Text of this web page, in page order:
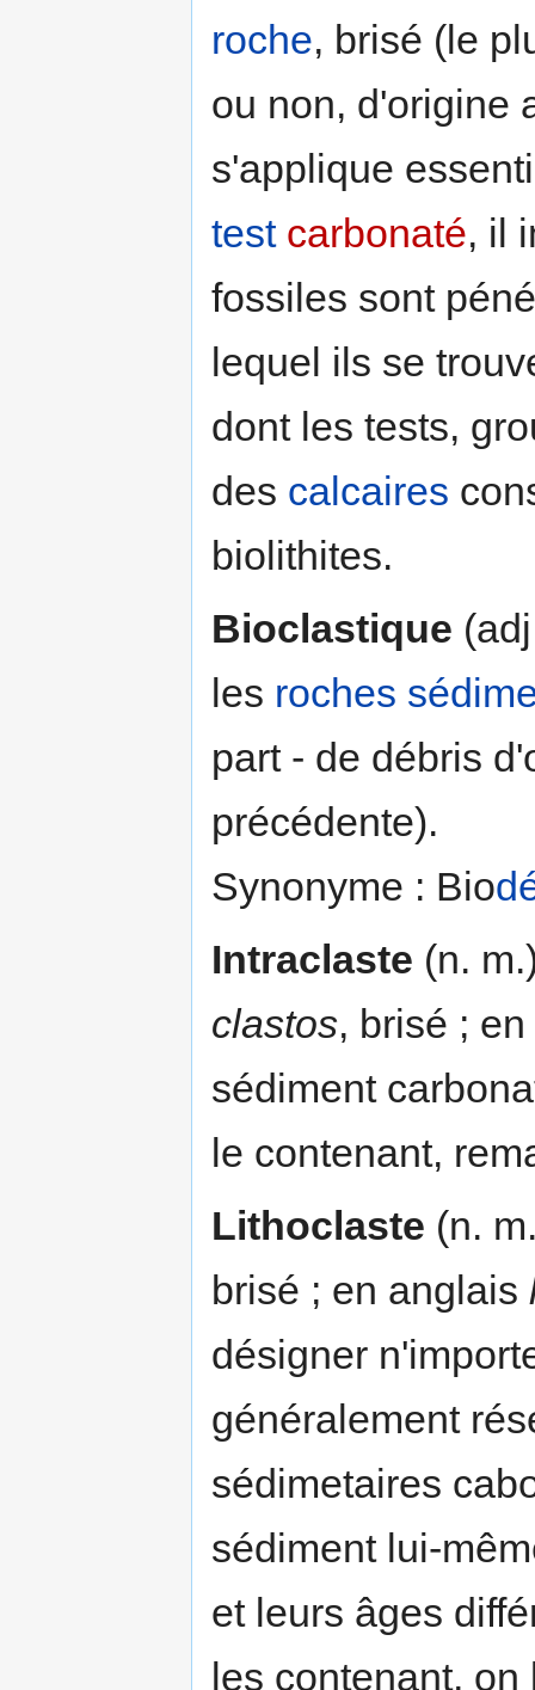
roche, brisé (le
ou non, d'origine
s'applique
test carbonaté, il
fossiles sont
lequel ils se
dont les tests,
des calcaires
biolithites.
Bioclastique
les roches
part - de débris
précédente).
Synonyme : Bio
Intraclaste (n.
clastos, brisé ;
sédiment
le contenant,
Lithoclaste (n.
brisé ; en anglais
désigner
généralement
sédimetaires
sédiment lui-
et leurs âges
les contenant,